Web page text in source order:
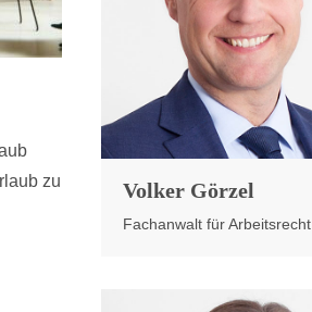
zu
Volker Görzel
Fachanwalt für Arbeitsrecht